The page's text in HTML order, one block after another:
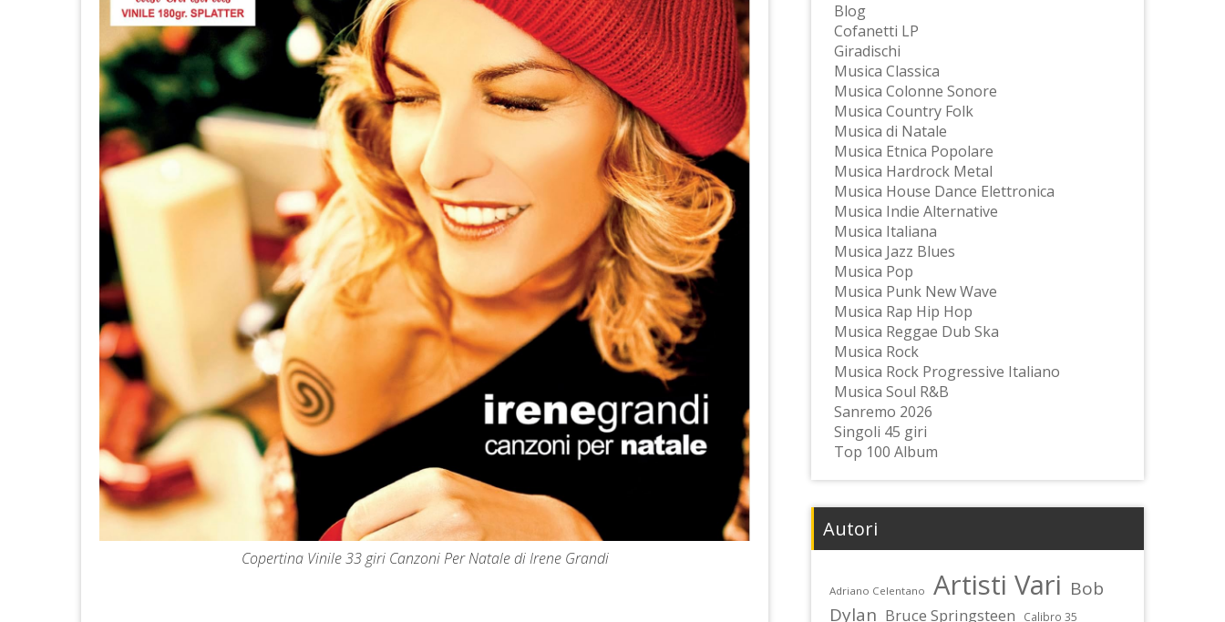
Copertina Vinile 33 giri Canzoni Per Natale di Irene Grandi
Blog
Cofanetti LP
Giradischi
Musica Classica
Musica Colonne Sonore
Musica Country Folk
Musica di Natale
Musica Etnica Popolare
Musica Hardrock Metal
Musica House Dance Elettronica
Musica Indie Alternative
Musica Italiana
Musica Jazz Blues
Musica Pop
Musica Punk New Wave
Musica Rap Hip Hop
Musica Reggae Dub Ska
Musica Rock
Musica Rock Progressive Italiano
Musica Soul R&B
Sanremo 2026
Singoli 45 giri
Top 100 Album
Autori
Adriano Celentano Artisti Vari Bob
Dylan Bruce Springsteen Calibro 35